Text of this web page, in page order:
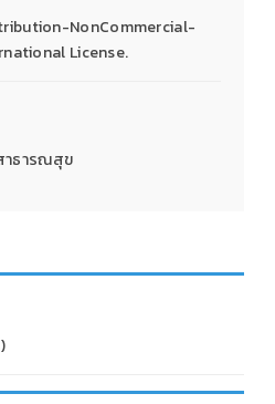
NonCommercial-
License.
าธารณสุข